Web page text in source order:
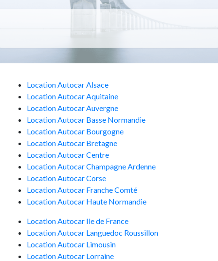
Location AutocarAlsace
Location AutocarAquitaine
Location AutocarAuvergne
Location Autocar Basse Normandie
Location Autocar Bourgogne
Location Autocar Bretagne
Location AutocarCentre
Location AutocarChampagne Ardenne
Location AutocarCorse
Location Autocar Franche Comté
Location Autocar Haute Normandie
Location Autocar Ile de France
Location Autocar Languedoc Roussillon
Location Autocar Limousin
Location Autocar Lorraine